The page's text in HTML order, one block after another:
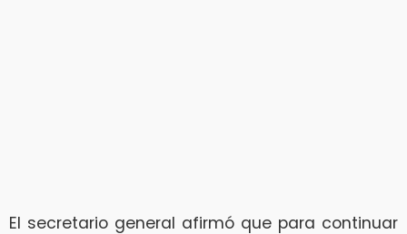
El secretario general afirmó que para continuar